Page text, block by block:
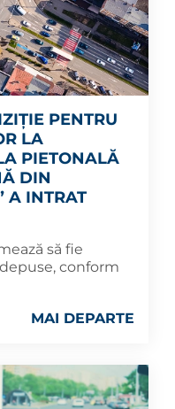
PENTRU
LA
PIETONALĂ
DIN
A INTRAT
să fie
conform
MAI DEPARTE